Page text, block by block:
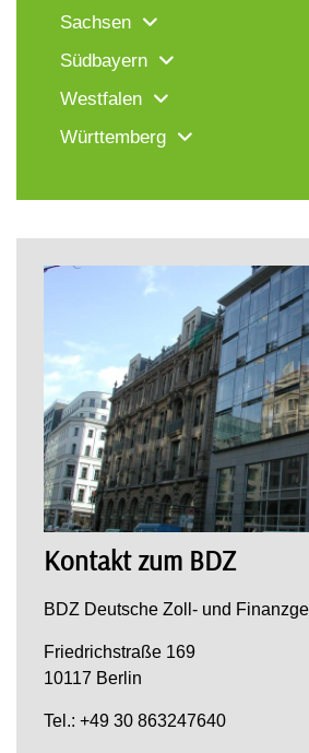
Sachsen
Südbayern
Westfalen
Württemberg
Kontakt zum BDZ
BDZ Deutsche Zoll- und
Friedrichstraße 169
10117 Berlin
Tel.: +49 30 863247640